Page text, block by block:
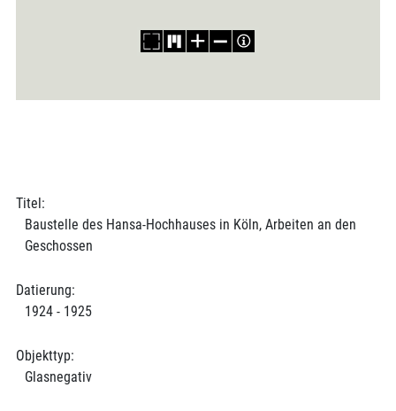
Titel:
Baustelle des Hansa-Hochhauses in Köln, Arbeiten an den
Geschossen
Datierung:
1924 - 1925
Objekttyp:
Glasnegativ